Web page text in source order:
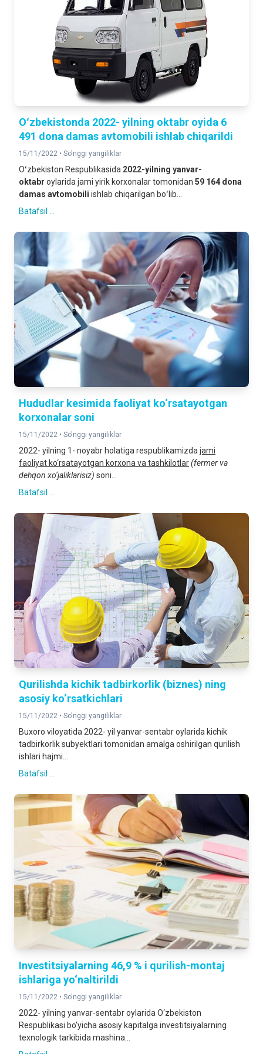
Oʻzbekistonda 2022- yilning oktabr oyida 6
491 dona damas avtomobili ishlab chiqarildi
15/11/2022 • So'nggi yangiliklar
Oʻzbekiston Respublikasida 2022-yilning yanvar-
oktabr oylarida jami yirik korxonalar tomonidan 59 164 dona
damas avtomobili ishlab chiqarilgan boʻlib...
Batafsil ...
Hududlar kesimida faoliyat ko‘rsatayotgan
korxonalar soni
15/11/2022 • So'nggi yangiliklar
2022- yilning 1- noyabr holatiga respublikamizda jami
faoliyat ko‘rsatayotgan korxona va tashkilotlar(fermer va
dehqon xo‘jaliklarisiz) soni...
Batafsil ...
Qurilishda kichik tadbirkorlik (biznes) ning
asosiy ko‘rsatkichlari
15/11/2022 • So'nggi yangiliklar
Buxoro viloyatida 2022- yil yanvar-sentabr oylarida kichik
tadbirkorlik subyektlari tomonidan amalga oshirilgan qurilish
ishlari hajmi...
Batafsil ...
Investitsiyalarning 46,9 % i qurilish-montaj
ishlariga yo‘naltirildi
15/11/2022 • So'nggi yangiliklar
2022- yilning yanvar-sentabr oylarida O‘zbekiston
Respublikasi bo‘yicha asosiy kapitalga investitsiyalarning
texnologik tarkibida mashina...